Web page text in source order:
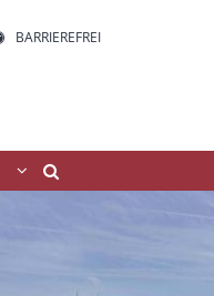
BARRIEREFREI